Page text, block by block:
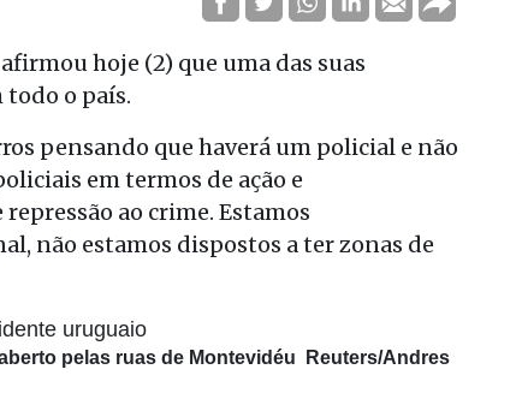
hoje (2) que uma das suas
o país.
pensando que haverá um policial e não
em termos de ação e
ao crime. Estamos
não estamos dispostos a ter zonas de
pelas ruas de Montevidéu
Reuters/Andres